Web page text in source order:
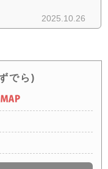
でら)